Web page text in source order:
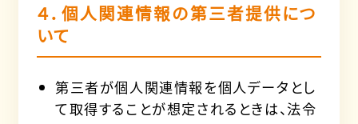
４．個人関連情報の第三者提供につ
いて
第三者が個人関連情報を個人データとし
て取得することが想定されるときは、法令